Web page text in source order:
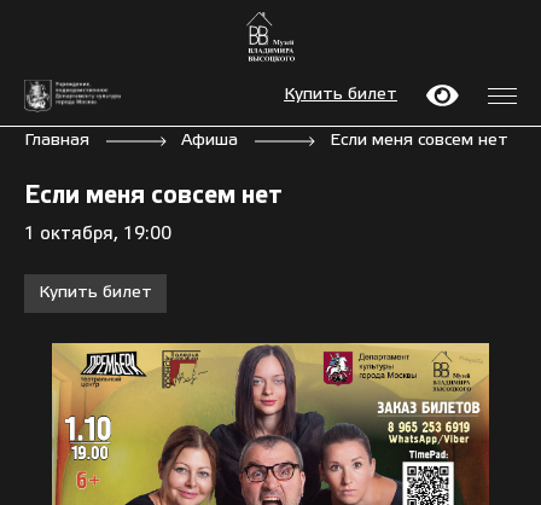
Купить билет
Главная Афиша Если меня совсем нет
Если меня совсем нет
1 октября, 19:00
Купить билет